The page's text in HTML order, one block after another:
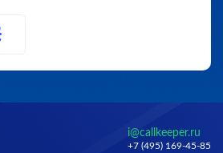
i@callkeeper.ru
+7 (495) 169-45-85